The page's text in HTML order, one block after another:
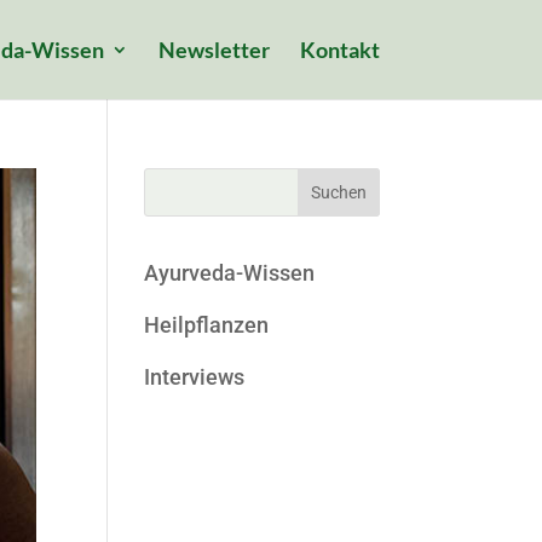
Wissen Newsletter Kontakt
Ayurveda-Wissen
Heilpflanzen
Interviews